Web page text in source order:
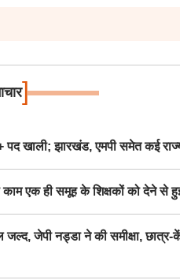
]
खाली; झारखंड, एमपी समेत कई
एक ही समूह के शिक्षकों को देने से
जेपी नड्डा ने की समीक्षा, छात्र-